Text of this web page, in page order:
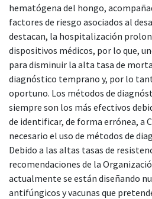
hematógena del hongo,
factores de riesgo asociados al
destacan, la hospitalización
dispositivos médicos, por lo que,
para disminuir la alta tasa de
diagnóstico temprano y, por lo
oportuno. Los métodos de
siempre son los más efectivos
de identificar, de forma errónea, a
necesario el uso de métodos de
Debido a las altas tasas de
recomendaciones de la
actualmente se están diseñando
antifúngicos y vacunas que